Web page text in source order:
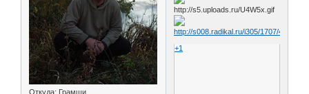
Откуда: Грамши
+1